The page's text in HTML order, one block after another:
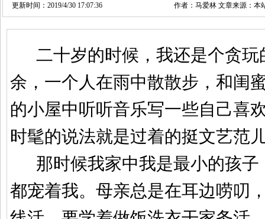
更新时间：2019/4/30 17:07:36 作者： 马爱林文章来源：本
二十岁的时候，我还是个贪
余，一个人在雨中散散步，和闺
的小屋中听听音乐写一些自己喜
时髦的说法就是过着的挺文艺范
那时候我家中我是最小的孩
都宠着我。母亲总是在耳边唠叨